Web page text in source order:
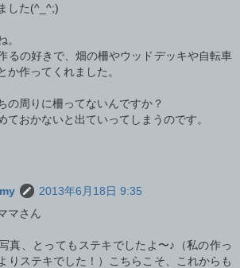
した(^_^;)
。
るの好きで、畑の柵やウッドデッキや自転車
か作ってくれました。
の周りに柵ってないんですか？
ておかないと出ていってしまうのです。
2013年6月18日 9:35
マさん
真、とってもステキでしたよ〜♪（私の作っ
りステキでした！）こちらこそ、これからも